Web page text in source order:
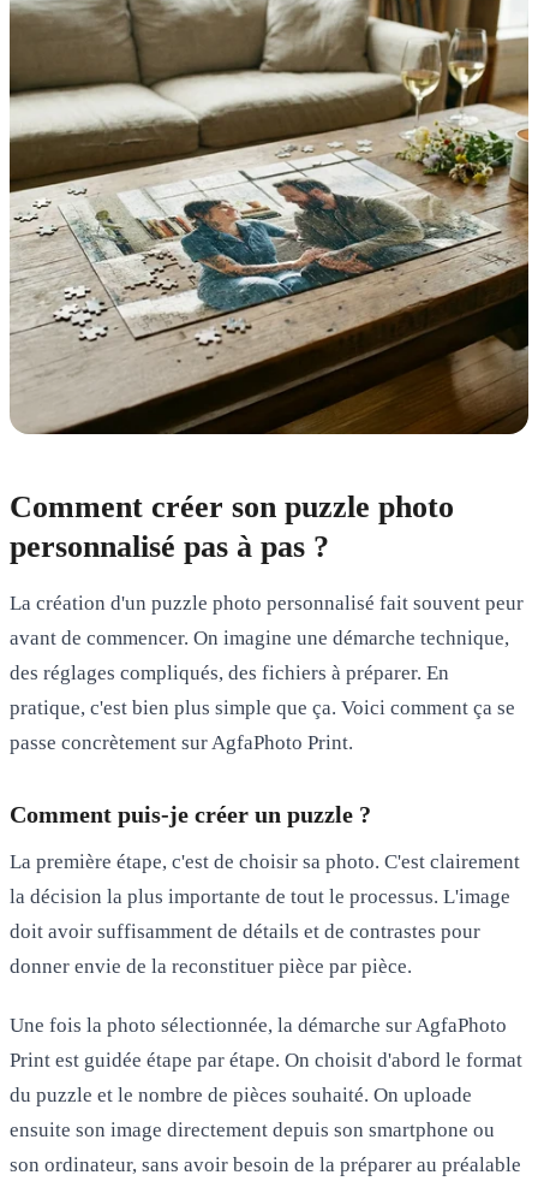
Comment créer son puzzle photo
personnalisé pas à pas ?
La création d'un puzzle photo personnalisé fait souvent peur
avant de commencer. On imagine une démarche technique,
des réglages compliqués, des fichiers à préparer. En
pratique, c'est bien plus simple que ça. Voici comment ça se
passe concrètement sur AgfaPhoto Print.
Comment puis-je créer un puzzle ?
La première étape, c'est de choisir sa photo. C'est clairement
la décision la plus importante de tout le processus. L'image
doit avoir suffisamment de détails et de contrastes pour
donner envie de la reconstituer pièce par pièce.
Une fois la photo sélectionnée, la démarche sur AgfaPhoto
Print est guidée étape par étape. On choisit d'abord le format
du puzzle et le nombre de pièces souhaité. On uploade
ensuite son image directement depuis son smartphone ou
son ordinateur, sans avoir besoin de la préparer au préalable